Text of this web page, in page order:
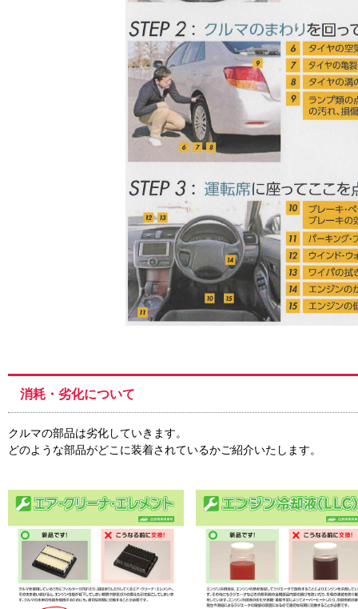
消耗・劣化について
クルマの部品は劣化していきます。
どのような部品がどこに装着されているかご紹介いたします。